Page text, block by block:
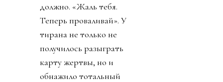
должно. «Жаль тебя.
Теперь проваливай». У
тирана не только не
получилось разыграть
карту жертвы, но и
обнажило тотальный